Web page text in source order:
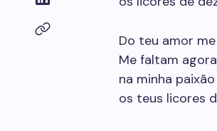
Do teu amor
Me faltam
na minha
os teus licores